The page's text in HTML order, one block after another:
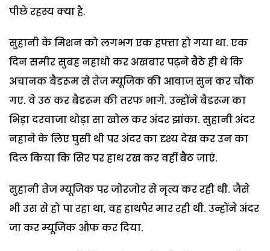
पीछे रहस्य क्या है.
सुहानी के मिशन को लगभग एक हफ्ता हो गया था. एक
दिन समीर सुबह नहाधो कर अखबार पढ़ने बैठे ही थे कि
अचानक बैडरूम से तेज म्यूजिक की आवाज सुन कर चौंक
गए. वे उठ कर बैडरूम की तरफ भागे. उन्होंने बैडरूम का
भिड़ा दरवाजा थोड़ा सा खोल कर अंदर झांका. सुहानी अंदर
नहाने के लिए घुसी थी पर अंदर का दृश्य देख कर उन का
दिल किया कि सिर पर हाथ रख कर वहीं बैठ जाएं.
सुहानी तेज म्यूजिक पर जोरजोर से नृत्य कर रही थी. जैसे
भी उस से हो पा रहा था, वह हाथपैर मार रही थी. उन्होंने अंदर
जा कर म्यूजिक औफ कर दिया.